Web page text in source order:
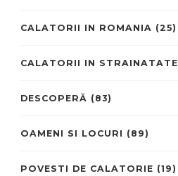
CALATORII IN ROMANIA (25)
CALATORII IN STRAINATATE
DESCOPERĂ (83)
OAMENI SI LOCURI (89)
POVESTI DE CALATORIE (19)